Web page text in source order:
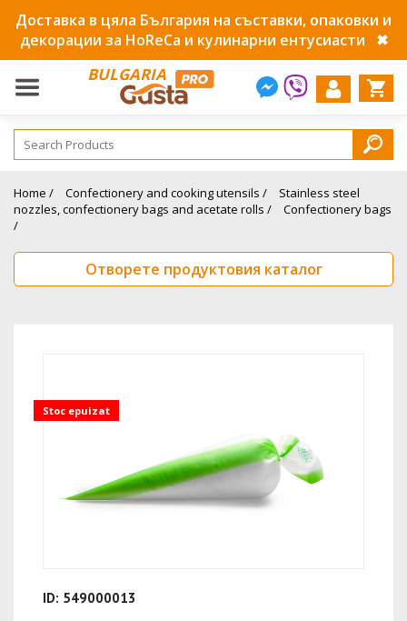
Доставка в цяла България на съставки, опаковки и
декорации за HoReCa и кулинарни ентусиасти
✖
BULGARIA
Home / Confectionery and cooking utensils /
Stainless steel
nozzles, confectionery bags and acetate rolls /
Confectionery bags
/
Отворете продуктовия каталог
Stoc epuizat
ID: 549000013